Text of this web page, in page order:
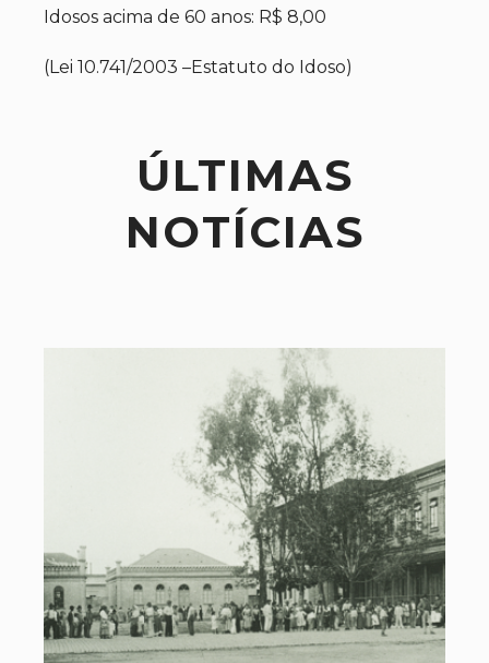
Idosos acima de 60 anos: R$ 8,00
(Lei 10.741/2003 –Estatuto do Idoso)
ÚLTIMAS
NOTÍCIAS